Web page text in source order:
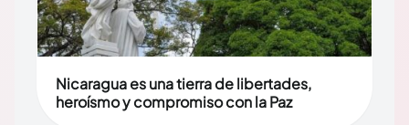
Nicaragua es una tierra de libertades,
heroísmo y compromiso con la Paz